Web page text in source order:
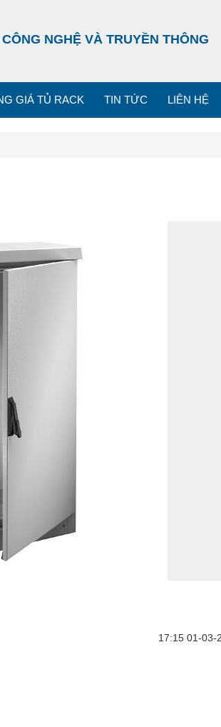
NGHỆ VÀ TRUYỀN THÔNG
GIÁ TỦ RACK TIN TỨC LIÊN HỆ
17:15 01-03-